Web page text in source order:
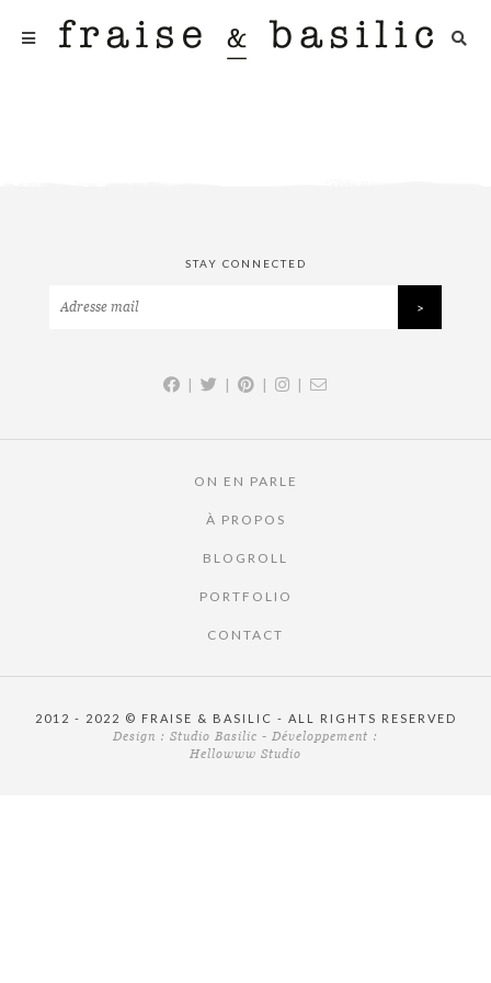
STAY CONNECTED
| | | |
ON EN PARLE
À PROPOS
BLOGROLL
PORTFOLIO
CONTACT
2012 - 2022 © FRAISE & BASILIC - ALL RIGHTS RESERVED
Design : Studio Basilic - Développement :
Hellowww Studio